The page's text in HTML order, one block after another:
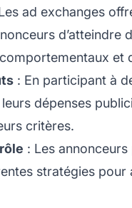
ad exchanges
d’atteindre
et
: En participant à
dépenses
critères.
: Les
stratégies